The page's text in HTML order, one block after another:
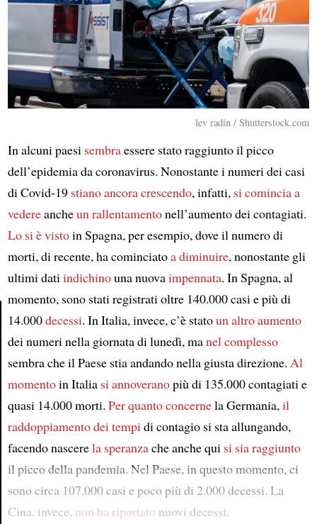
Article
lev radin / Shutterstock.com
In alcuni paesi sembraessere stato raggiunto il picco
dell’epidemia da coronavirus. Nonostante i numeri dei casi
di Covid-19 stiano ancora crescendo, infatti, si comincia a
vedereancheun rallentamentonell’aumento dei contagiati.
Lo si è vistoin Spagna, per esempio, dove il numero di
morti, di recente, ha cominciatoa diminuire, nonostante gli
ultimi dati indichinouna nuovaimpennata. In Spagna, al
momento, sono stati registrati oltre 140.000 casi e più di
14.000decessi. In Italia, invece, c’è statoun altro aumento
dei numeri nella giornata di lunedì, manel complesso
sembra che il Paese stia andando nella giusta direzione. Al
momentoin Italia si annoveranopiù di 135.000 contagiati e
quasi 14.000 morti. Per quanto concernela Germania, il
raddoppiamento dei tempi di contagio si sta allungando,
facendo nascerela speranzache anche qui si sia raggiunto
il picco della pandemia. Nel Paese, in questo momento, ci
sono circa 107.000 casi e poco più di 2.000 decessi. La
Cina, invece, non ha riportato nuovi decessi.